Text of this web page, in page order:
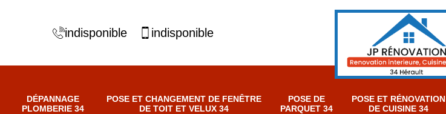
indisponible indisponible
DÉPANNAGE
PLOMBERIE 34
POSE ET CHANGEMENT DE FENÊTRE
DE TOIT ET VELUX 34
POSE DE
PARQUET 34
POSE ET RÉNOVATION
DE CUISINE 34